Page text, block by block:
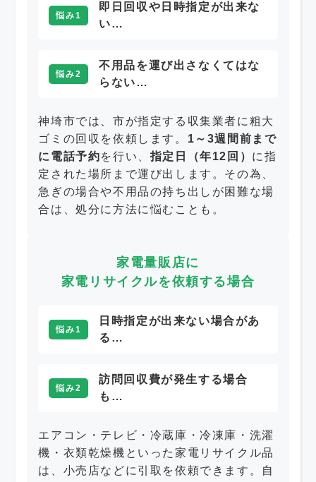
悩み1
即日回収や日時指定が出来な
い…
悩み2
不用品を運び出さなくてはな
らない…
神埼市では、市が指定する収集業者に粗大
ゴミの回収を依頼します。 1～3週間前まで
に電話予約を行い、 指定日（年12回） に指
定された場所まで運び出します。その為、
急ぎの場合や不用品の持ち出しが困難な場
合は、処分に方法に悩むことも。
家電量販店に
家電リサイクルを依頼する場合
悩み1
日時指定が出来ない場合があ
る…
悩み2
訪問回収費が発生する場合
も…
エアコン・テレビ・冷蔵庫・冷凍庫・洗濯
機・衣類乾燥機といった家電リサイクル品
は、小売店などに引取を依頼できます。自